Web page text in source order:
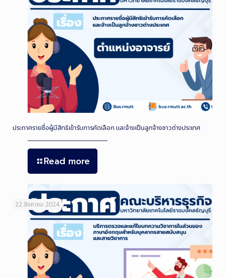
ประกาศรายชื่อผู้มีสิทธิเข้ารับการคัดเลือก และจ้างเป็นลูกจ้างชาวต่างประเทศ
Read more
22 สิงหาคม 2024